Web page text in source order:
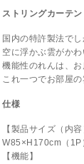
ストリングカーテ
国内の特許製法で
空に浮かぶ雲がか
機能性のれんは、
これ一つでお部屋
仕様
【製品サイズ（内容
W85×H170cm（1P
【機能】